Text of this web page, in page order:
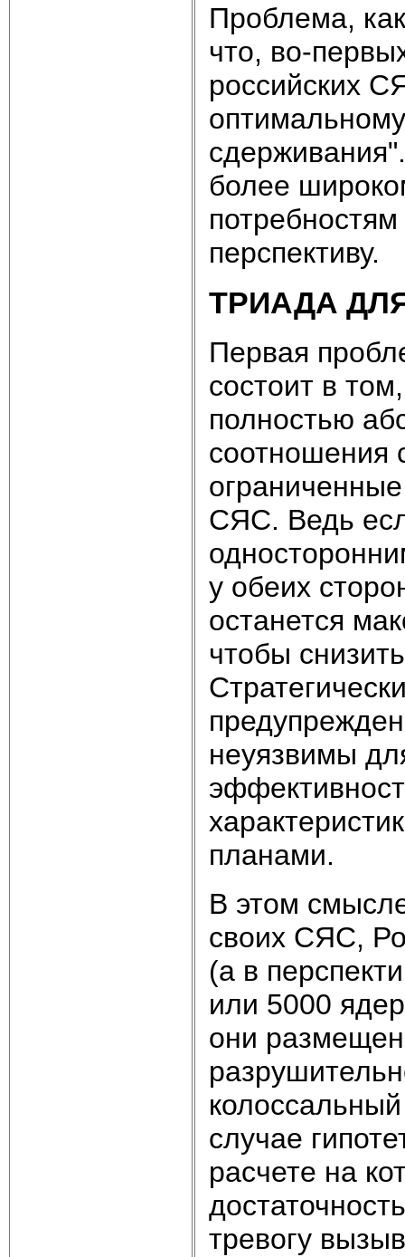
Проблема,
что, во-
российских
более
перспективу.
ТРИАДА
Первая
состоит в
полностью
соотношения
СЯС. Ведь
у обеих
останется
чтобы
неуязвимы
планами.
В этом
своих СЯС,
(а в
или 5000
они
случае
расчете на
тревогу